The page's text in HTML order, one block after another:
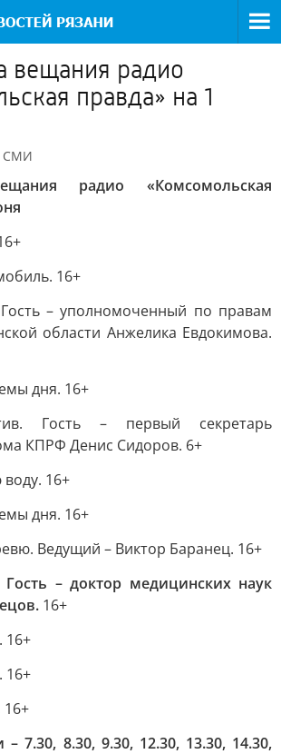
вещания радио
правда» на 1
СМИ
радио «Комсомольская
16+
– уполномоченный по правам
области Анжелика Евдокимова.
дня. 16+
Гость – первый секретарь
КПРФ Денис Сидоров. 6+
16+
дня. 16+
Ведущий – Виктор Баранец. 16+
Гость – доктор медицинских наук
16+
16+
16+
16+
7.30, 8.30, 9.30, 12.30, 13.30, 14.30,